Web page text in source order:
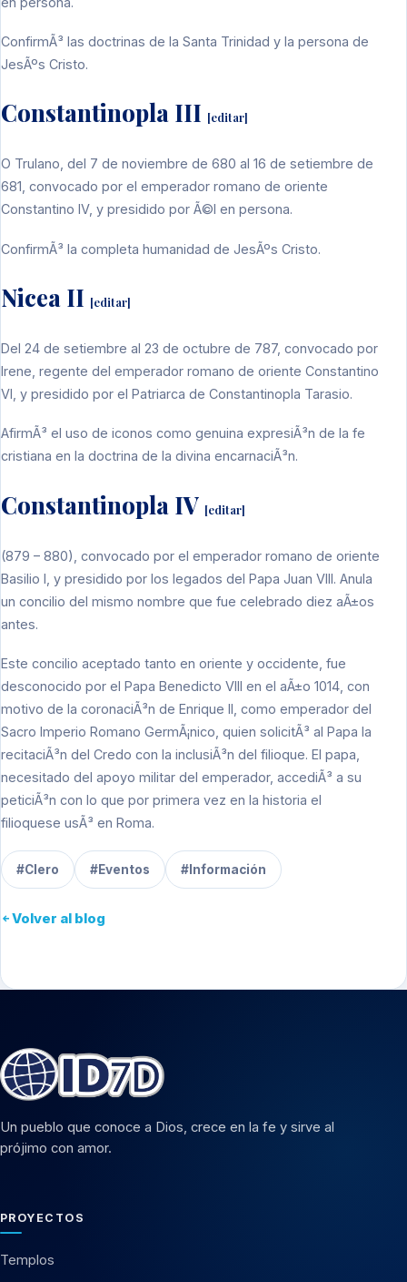
ConfirmÃ³ las doctrinas de la Santa Trinidad y la persona de
JesÃºs Cristo.
Constantinopla III [editar]
O Trulano, del 7 de noviembre de 680 al 16 de setiembre de
681 , convocado por el emperador romano de oriente
Constantino IV, y presidido por Ã©l en persona.
ConfirmÃ³ la completa humanidad de JesÃºs Cristo.
Nicea II [editar]
Del 24 de setiembre al 23 de octubre de 787, convocado por
Irene, regente del emperador romano de oriente Constantino
VI , y presidido por el Patriarca de Constantinopla Tarasio.
AfirmÃ³ el uso de iconos como genuina expresiÃ³n de la fe
cristiana en la doctrina de la divina encarnaciÃ³n.
Constantinopla IV [editar]
(879 – 880), convocado por el emperador romano de oriente
Basilio I , y presidido por los legados del Papa Juan VIII. Anula
un concilio del mismo nombre que fue celebrado diez aÃ±os
antes.
Este concilio aceptado tanto en oriente y occidente, fue
desconocido por el Papa Benedicto VIII en el aÃ±o 1014, con
motivo de la coronaciÃ³n de Enrique II , como emperador del
Sacro Imperio Romano GermÃ¡nico , quien solicitÃ³ al Papa la
recitaciÃ³n del Credo con la inclusiÃ³n del filioque. El papa,
necesitado del apoyo militar del emperador, accediÃ³ a su
peticiÃ³n con lo que por primera vez en la historia el
filioquese usÃ³ en Roma.
#Clero #Eventos #Información
Volver al blog
Un pueblo que conoce a Dios, crece en la fe y sirve al
prójimo con amor.
PROYECTOS
Templos